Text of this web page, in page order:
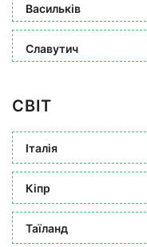
Васильків
Славутич
СВІТ
Італія
Кіпр
Таїланд